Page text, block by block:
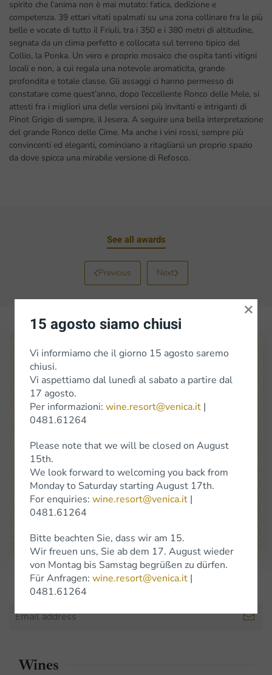
spirito che l’anima non è mai mutato: fatica, dedizione e
competenza. 39 ettari vitati spalmati su una zona collinare fra le più
belle e vocate di tutto il Friuli, tra i 350 e i 380 metri di altitudine,
segnata da un clima perfetto e collocata sul terreno tipico del
Collio, la Ponka. Un vero e proprio mosaico che ospita tanti vitigni
locali e non, a cui regala una notevole aromaticita, grande
profondita e totale classe. Gli assaggi ci hanno permesso di
constatare come quest’anno, dopo l’eccellente Ronco delle Mele, si
attesti fra i migliori una delle versioni più invitanti e intriganti di
Pinot Grigio di sempre, il Jesera. A seguire una bella interpretazione
del grande Ronco delle Cime. Ma anche i vini rossi, sempre più
convincenti ed eleganti, cominciano a ritagliarsi un proprio spazio
da dove spicca una mirabile versione di Refosco.
See all awards
Previous Next
Location Cerò 8 34070 Dolegna del Collio (Go)
info@venica.it wine.resort@venica.it
The shop is open Monday to Saturday, 9.30 a.m. to 6 p.m.
On Saturdays in January, the shop will be closed.
Google Maps
Subscribe to Newsletter
Wines
15 agosto siamo chiusi
Vi informiamo che il giorno 15 agosto saremo
chiusi.
Vi aspettiamo dal lunedì al sabato a partire dal
17 agosto.
Per informazioni: wine.resort@venica.it |
0481.61264
Please note that we will be closed on August
15th.
We look forward to welcoming you back from
Monday to Saturday starting August 17th.
For enquiries: wine.resort@venica.it |
0481.61264
Bitte beachten Sie, dass wir am 15.
Wir freuen uns, Sie ab dem 17. August wieder
von Montag bis Samstag begrüßen zu dürfen.
Für Anfragen: wine.resort@venica.it |
0481.61264
×